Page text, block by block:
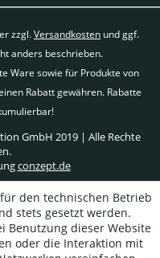
zzgl.Versandkosten und ggf.
anders beschrieben.
Ware sowie für Produkte von
Rabatt gewähren. Rabatte
GmbH 2019 | Alle Rechte
conzept.de
den technischen Betrieb
stets gesetzt werden.
Benutzung dieser Website
oder die Interaktion mit